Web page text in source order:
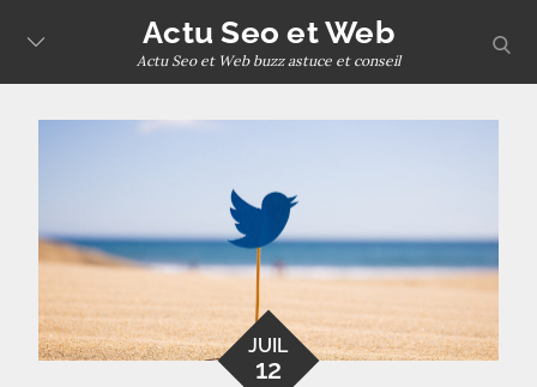
content
Actu Seo et Web
Actu Seo et Web buzz astuce et conseil
JUIL
12